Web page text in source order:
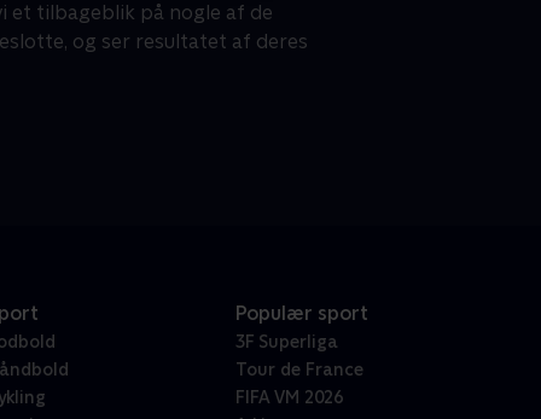
et tilbageblik på nogle af de
og ser resultatet af deres
Populær sport
3F Superliga
Tour de France
FIFA VM 2026